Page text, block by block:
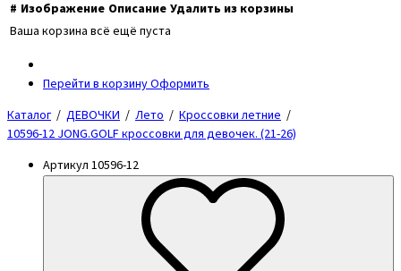
# Изображение Описание Удалить из корзины
Ваша корзина всё ещё пуста
Перейти в корзинуОформить
Каталог / ДЕВОЧКИ / Лето / Кроссовки летние /
10596-12 JONG.GOLF кроссовки для девочек. (21-26)
Артикул 10596-12